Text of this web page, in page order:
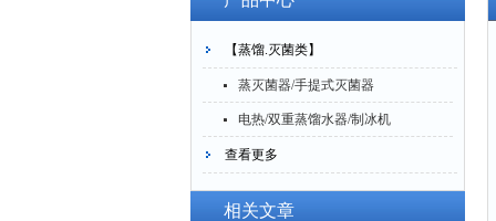
【蒸馏.灭菌类】
蒸灭菌器/手提式灭菌器
电热/双重蒸馏水器/制冰机
查看更多
相关文章